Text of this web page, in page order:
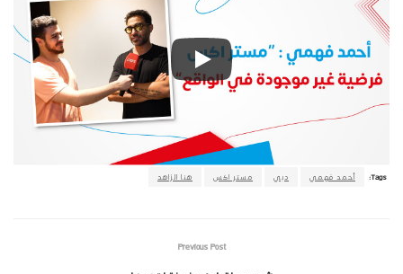
Tags: أحمد فهمي دبي مستر اكس هنا الزاهد
Previous Post